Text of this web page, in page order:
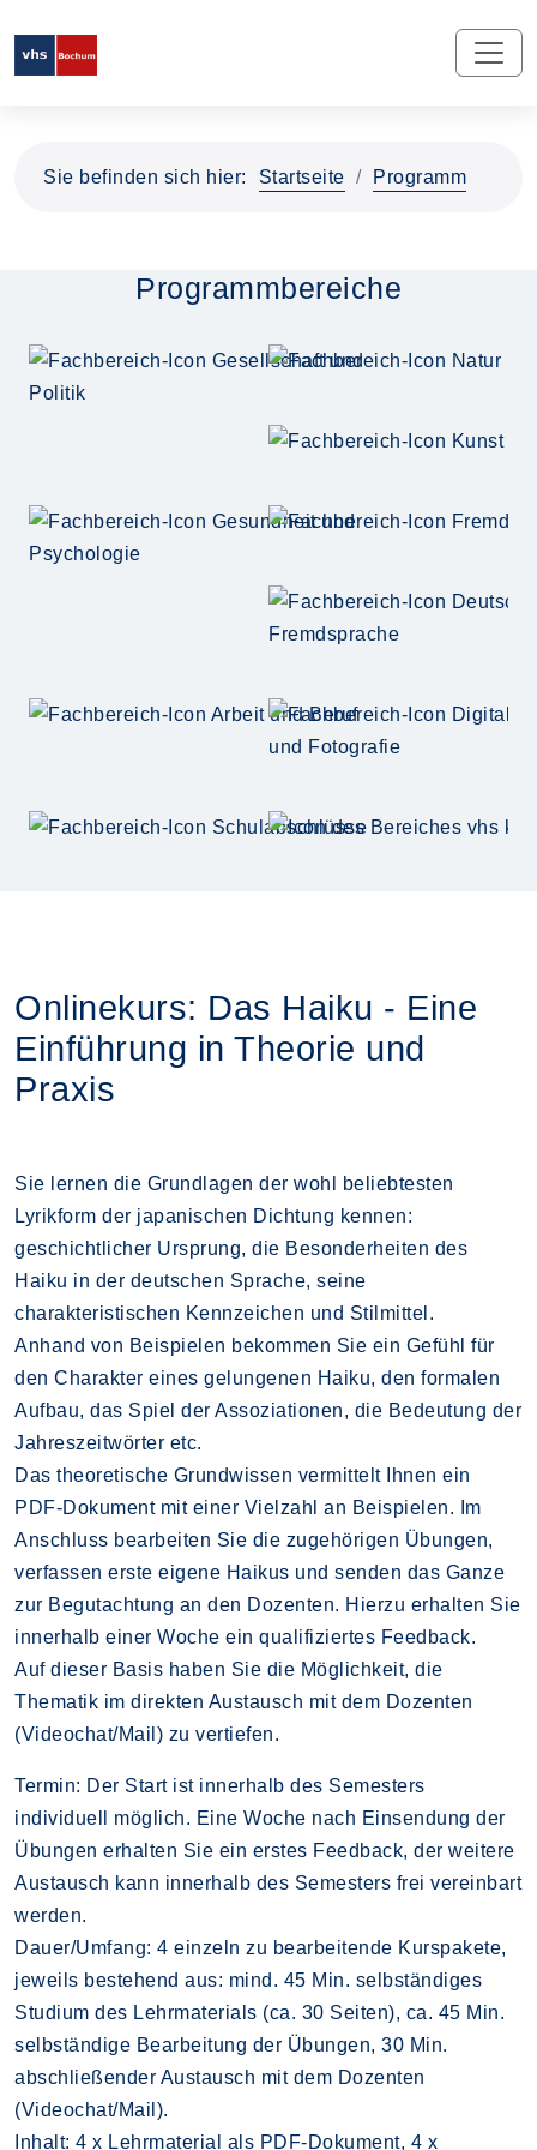
Sie befinden sich hier: Startseite Programm
Programmbereiche
Onlinekurs: Das Haiku - Eine
Einführung in Theorie und
Praxis
Sie lernen die Grundlagen der wohl beliebtesten
Lyrikform der japanischen Dichtung kennen:
geschichtlicher Ursprung, die Besonderheiten des
Haiku in der deutschen Sprache, seine
charakteristischen Kennzeichen und Stilmittel.
Anhand von Beispielen bekommen Sie ein Gefühl für
den Charakter eines gelungenen Haiku, den formalen
Aufbau, das Spiel der Assoziationen, die Bedeutung der
Jahreszeitwörter etc.
Das theoretische Grundwissen vermittelt Ihnen ein
PDF-Dokument mit einer Vielzahl an Beispielen. Im
Anschluss bearbeiten Sie die zugehörigen Übungen,
verfassen erste eigene Haikus und senden das Ganze
zur Begutachtung an den Dozenten. Hierzu erhalten Sie
innerhalb einer Woche ein qualifiziertes Feedback.
Auf dieser Basis haben Sie die Möglichkeit, die
Thematik im direkten Austausch mit dem Dozenten
(Videochat/Mail) zu vertiefen.
Termin: Der Start ist innerhalb des Semesters
individuell möglich. Eine Woche nach Einsendung der
Übungen erhalten Sie ein erstes Feedback, der weitere
Austausch kann innerhalb des Semesters frei vereinbart
werden.
Dauer/Umfang: 4 einzeln zu bearbeitende Kurspakete,
jeweils bestehend aus: mind. 45 Min. selbständiges
Studium des Lehrmaterials (ca. 30 Seiten), ca. 45 Min.
selbständige Bearbeitung der Übungen, 30 Min.
abschließender Austausch mit dem Dozenten
(Videochat/Mail).
Inhalt: 4 x Lehrmaterial als PDF-Dokument, 4 x